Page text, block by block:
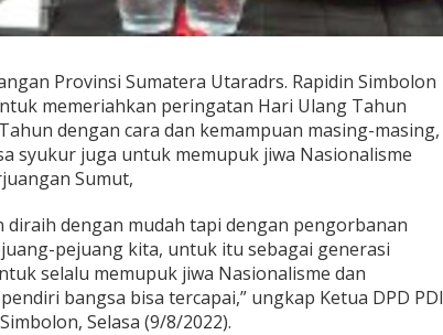
Provinsi Sumatera Utaradrs. Rapidin Simbolon
memeriahkan peringatan Hari Ulang Tahun
dengan cara dan kemampuan masing-masing,
syukur juga untuk memupuk jiwa Nasionalisme
Sumut,
diraih dengan mudah tapi dengan pengorbanan
pejuang kita, untuk itu sebagai generasi
selalu memupuk jiwa Nasionalisme dan
bangsa bisa tercapai,” ungkap Ketua DPD PDI
Selasa (9/8/2022).